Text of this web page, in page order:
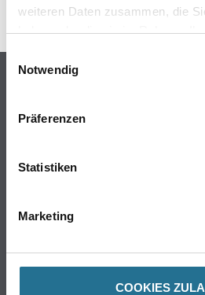
weiteren Daten zusammen, die
haben oder die sie im Rahmen
Einwilligungsauswahl
Notwendig
Präferenzen
Statistiken
Marketing
COOKIES
Online-Shop
Putze- und Spachtelmassen
Wand- & Deckenbeläge